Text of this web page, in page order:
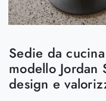
Sedie da
modello Jordan
design e